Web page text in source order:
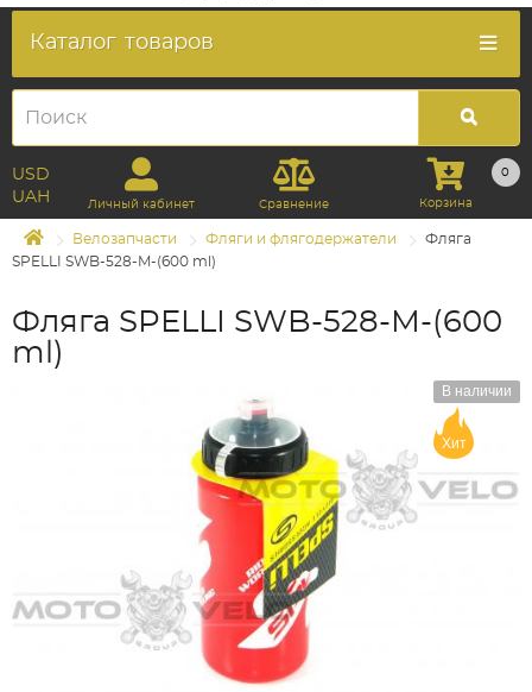
Каталог товаров
USD
UAH
Личный кабинет Сравнение
0
Корзина
Велозапчасти Фляги и флягодержатели
Фляга
SPELLI SWB-528-M-(600 ml)
Фляга SPELLI SWB-528-M-(600
ml)
В наличии
Хит